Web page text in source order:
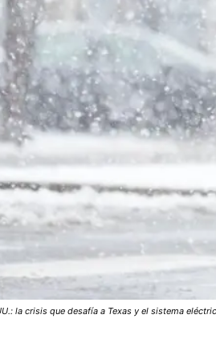
la crisis que desafía a Texas y el sistema